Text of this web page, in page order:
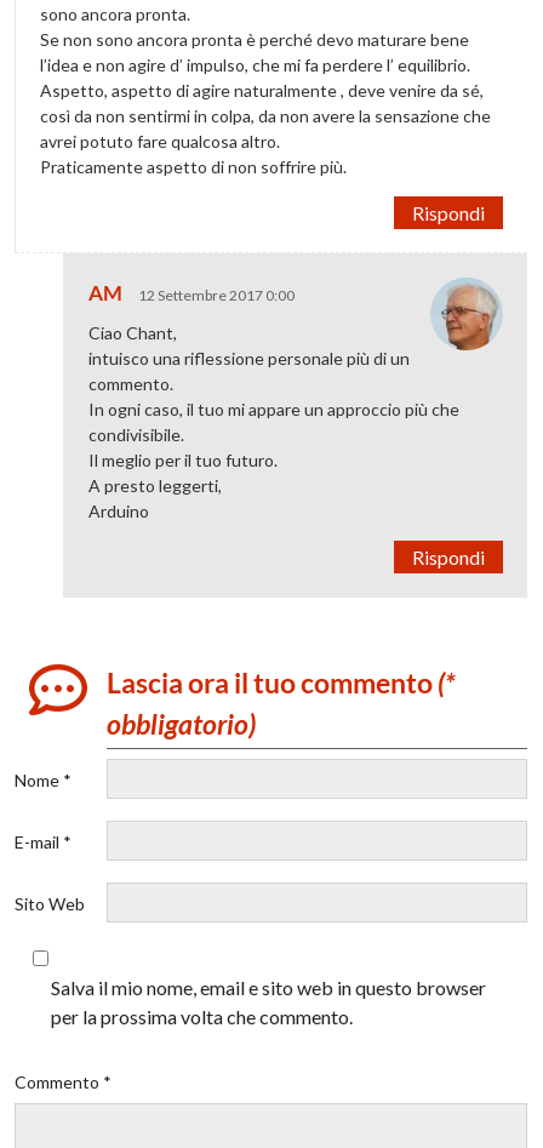
sono ancora pronta.
Se non sono ancora pronta è perché devo maturare bene
l’idea e non agire d’ impulso, che mi fa perdere l’ equilibrio.
Aspetto, aspetto di agire naturalmente , deve venire da sé,
così da non sentirmi in colpa, da non avere la sensazione che
avrei potuto fare qualcosa altro.
Praticamente aspetto di non soffrire più.
Rispondi
AM 12 Settembre 2017 0:00
Ciao Chant,
intuisco una riflessione personale più di un
commento.
In ogni caso, il tuo mi appare un approccio più che
condivisibile.
Il meglio per il tuo futuro.
A presto leggerti,
Arduino
Rispondi
Lascia ora il tuo commento(*
obbligatorio)
Nome *
E-mail *
Sito Web
Salva il mio nome, email e sito web in questo browser
per la prossima volta che commento.
Commento *